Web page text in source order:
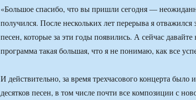
«Большое спасибо, что вы пришли сегодня —
получился. После нескольких лет перерыва я отважился
песен, которые за эти годы появились. А сейчас
программа такая большая, что я не понимаю, как все
И действительно, за время трехчасового концерта было
десятков песен, в том числе почти все композиции с